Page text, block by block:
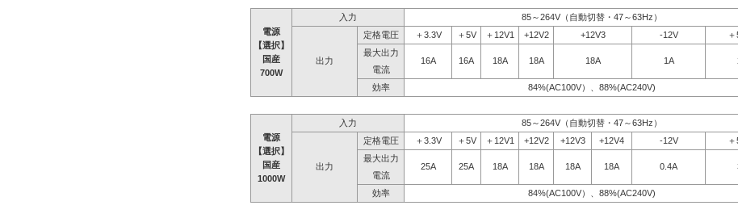
電源
【選択】
国産
700W
入力 85～264V（自動切替・47～63Hz）
出力
定格電圧 ＋3.3V ＋5V ＋12V1 +12V2 +12V3 -12V
最大出力
16A
16A 18A 18A 18A 1A
電流
効率
84%(AC100V）、88%(AC240V)
電源
【選択】
国産
1000W
入力 85～264V（自動切替・47～63Hz）
出力
定格電圧 ＋3.3V ＋5V ＋12V1 +12V2 +12V3 +12V4 -12V
最大出力
25A
25A 18A 18A 18A 18A 0.4A
電流
効率
84%(AC100V）、88%(AC240V)